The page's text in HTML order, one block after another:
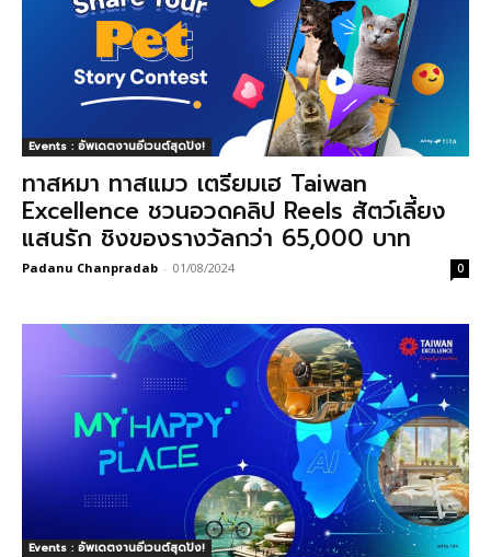
Events : อัพเดตงานอีเวนต์สุดปัง!
ทาสหมา ทาสแมว เตรียมเฮ Taiwan
Excellence ชวนอวดคลิป Reels สัตว์เลี้ยง
แสนรัก ชิงของรางวัลกว่า 65,000 บาท
Padanu Chanpradab - 01/08/2024 0
Events : อัพเดตงานอีเวนต์สุดปัง!